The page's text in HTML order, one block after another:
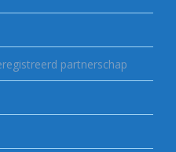
partnerschap